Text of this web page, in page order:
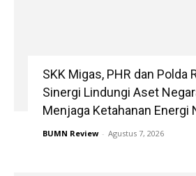
SKK Migas, PHR dan Polda
Sinergi Lindungi Aset
Menjaga Ketahanan Energi
BUMN Review - Agustus 7, 2026